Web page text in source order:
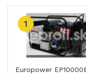
1
Europower